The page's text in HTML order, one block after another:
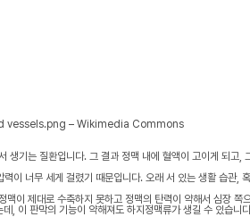
– Wikimedia Commons
생기는 질환입니다. 그 결과 정맥 내에 혈액이 고이게 되고,
이 너무 세게 걸렸기 때문입니다. 오래 서 있는 생활 습관,
이 제대로 수축하지 못하고 정맥의 탄력이 약해서 심장 쪽
, 이 판막의 기능이 약해져도 하지정맥류가 생길 수 있습니